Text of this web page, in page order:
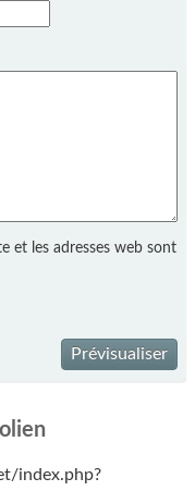
et les adresses web sont
Prévisualiser
index.php?